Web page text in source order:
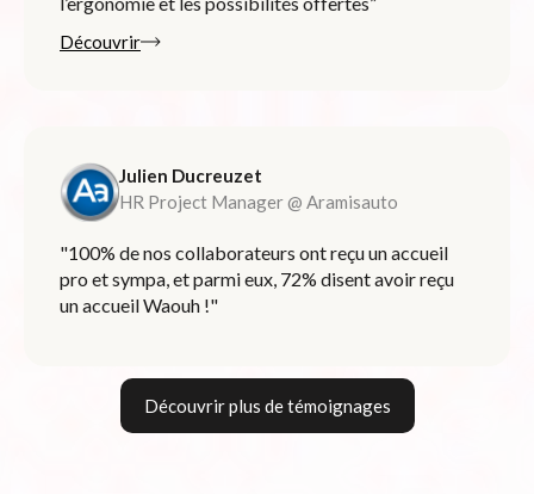
Découvrir
Julien Ducreuzet
HR Project Manager @ Aramisauto
"100% de nos collaborateurs ont reçu un accueil
pro et sympa, et parmi eux, 72% disent avoir reçu
un accueil Waouh !"
Découvrir plus de témoignages